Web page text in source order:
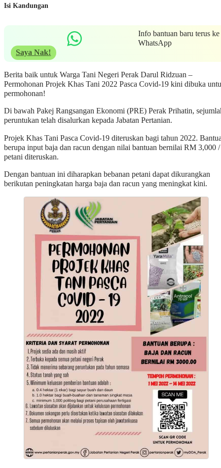
Isi Kandungan
Info bantuan baru terus ke
WhatsApp
Saya Nak!
Berita baik untuk Warga Tani Negeri Perak Darul Ridzuan –
Permohonan Projek Khas Tani 2022 Pasca Covid-19 kini dibuka
permohonan!
Di bawah Pakej Rangsangan Ekonomi (PRE) Perak Prihatin,
peruntukan telah disalurkan kepada Jabatan Pertanian.
Projek Khas Tani Pasca Covid-19 diteruskan bagi tahun 2022.
berupa input baja dan racun dengan nilai bantuan bernilai RM 3,000 /
petani diteruskan.
Dengan bantuan ini diharapkan bebanan petani dapat dikurangkan
berikutan peningkatan harga baja dan racun yang meningkat kini.